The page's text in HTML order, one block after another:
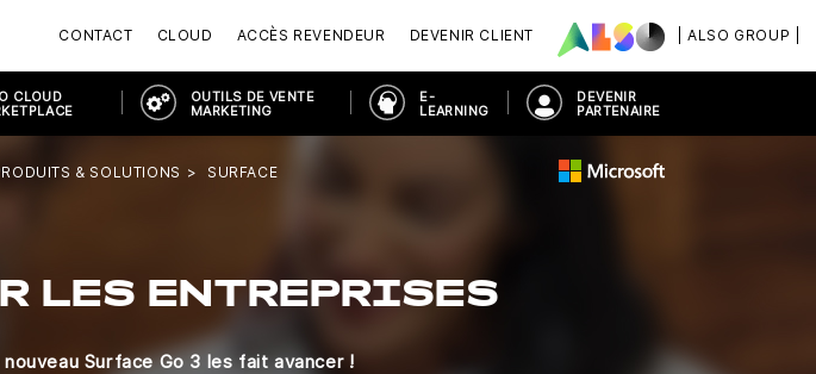
| ALSO GROUP |
CONTACT CLOUD ACCÈS REVENDEUR DEVENIR CLIENT
CLOUD
OUTILS DE VENTE
MARKETING
E-
LEARNING
DEVENIR
PARTENAIRE
& SOLUTIONS
SURFACE
LES ENTREPRISES
Surface Go 3 les fait avancer !